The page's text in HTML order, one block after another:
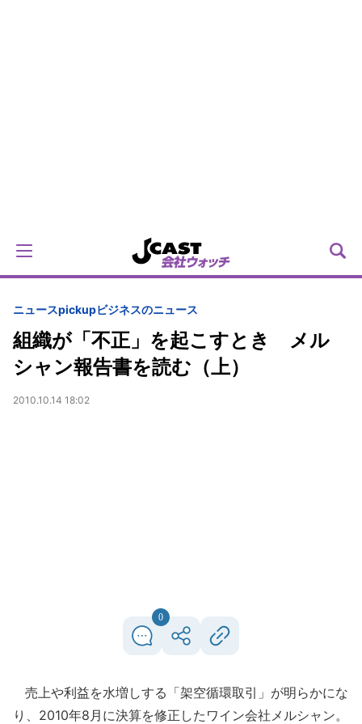
ニュースpickupビジネスのニュース
組織が「不正」を起こすとき メル
シャン報告書を読む（上）
2010.10.14 18:02
0
売上や利益を水増しする「架空循環取引」が明らかにな
り、2010年8月に決算を修正したワイン会社メルシャン。